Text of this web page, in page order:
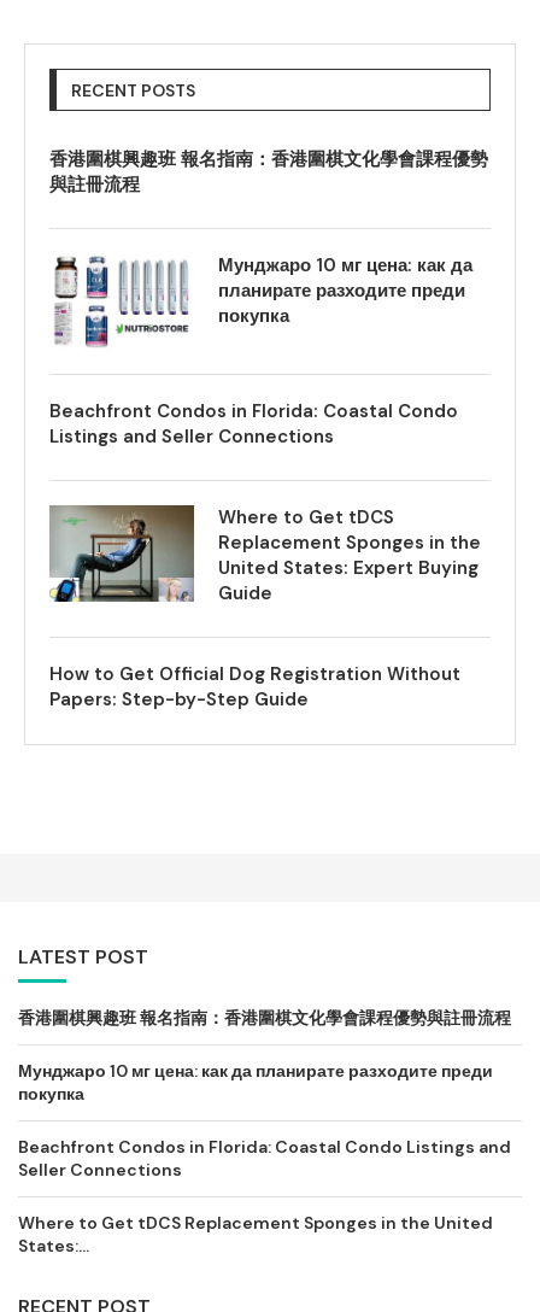
RECENT POSTS
香港圍棋興趣班 報名指南：香港圍棋文化學會課程優勢
與註冊流程
Мунджаро 10 мг цена: как да
планирате разходите преди
покупка
Beachfront Condos in Florida: Coastal Condo
Listings and Seller Connections
Where to Get tDCS
Replacement Sponges in the
United States: Expert Buying
Guide
How to Get Official Dog Registration Without
Papers: Step-by-Step Guide
LATEST POST
香港圍棋興趣班 報名指南：香港圍棋文化學會課程優勢與註冊流程
Мунджаро 10 мг цена: как да планирате разходите преди
покупка
Beachfront Condos in Florida: Coastal Condo Listings and
Seller Connections
Where to Get tDCS Replacement Sponges in the United
States:...
RECENT POST